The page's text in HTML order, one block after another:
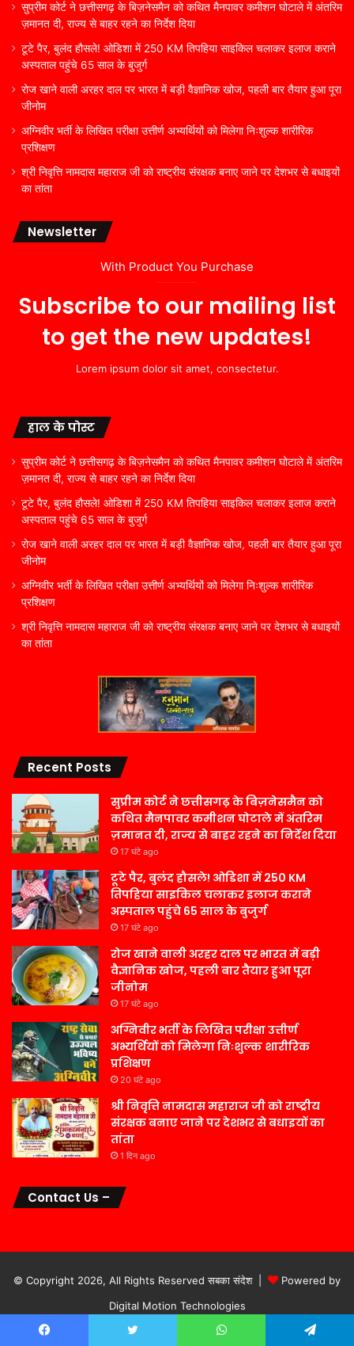
सुप्रीम कोर्ट ने छत्तीसगढ़ के बिज़नेसमैन को कथित मैनपावर कमीशन घोटाले में अंतरिम
ज़मानत दी, राज्य से बाहर रहने का निर्देश दिया
टूटे पैर, बुलंद हौसले! ओडिशा में 250 KM तिपहिया साइकिल चलाकर इलाज कराने
अस्पताल पहुंचे 65 साल के बुजुर्ग
रोज खाने वाली अरहर दाल पर भारत में बड़ी वैज्ञानिक खोज, पहली बार तैयार हुआ पूरा
जीनोम
अग्निवीर भर्ती के लिखित परीक्षा उत्तीर्ण अभ्यर्थियों को मिलेगा निःशुल्क शारीरिक
प्रशिक्षण
श्री निवृत्ति नामदास महाराज जी को राष्ट्रीय संरक्षक बनाए जाने पर देशभर से बधाइयों
का तांता
Newsletter
With Product You Purchase
Subscribe to our mailing list
to get the new updates!
Lorem ipsum dolor sit amet, consectetur.
हाल के पोस्ट
सुप्रीम कोर्ट ने छत्तीसगढ़ के बिज़नेसमैन को कथित मैनपावर कमीशन घोटाले में अंतरिम
ज़मानत दी, राज्य से बाहर रहने का निर्देश दिया
टूटे पैर, बुलंद हौसले! ओडिशा में 250 KM तिपहिया साइकिल चलाकर इलाज कराने
अस्पताल पहुंचे 65 साल के बुजुर्ग
रोज खाने वाली अरहर दाल पर भारत में बड़ी वैज्ञानिक खोज, पहली बार तैयार हुआ पूरा
जीनोम
अग्निवीर भर्ती के लिखित परीक्षा उत्तीर्ण अभ्यर्थियों को मिलेगा निःशुल्क शारीरिक
प्रशिक्षण
श्री निवृत्ति नामदास महाराज जी को राष्ट्रीय संरक्षक बनाए जाने पर देशभर से बधाइयों
का तांता
Recent Posts
सुप्रीम कोर्ट ने छत्तीसगढ़ के बिज़नेसमैन को
कथित मैनपावर कमीशन घोटाले में अंतरिम
ज़मानत दी, राज्य से बाहर रहने का निर्देश दिया
17 घंटे ago
टूटे पैर, बुलंद हौसले! ओडिशा में 250 KM
तिपहिया साइकिल चलाकर इलाज कराने
अस्पताल पहुंचे 65 साल के बुजुर्ग
17 घंटे ago
रोज खाने वाली अरहर दाल पर भारत में बड़ी
वैज्ञानिक खोज, पहली बार तैयार हुआ पूरा
जीनोम
17 घंटे ago
अग्निवीर भर्ती के लिखित परीक्षा उत्तीर्ण
अभ्यर्थियों को मिलेगा निःशुल्क शारीरिक
प्रशिक्षण
20 घंटे ago
श्री निवृत्ति नामदास महाराज जी को राष्ट्रीय
संरक्षक बनाए जाने पर देशभर से बधाइयों का
तांता
1 दिन ago
Contact Us –
© Copyright 2026, All Rights Reserved सबका संदेश |
Powered by
Digital Motion Technologies
गूगल पर खोजें
नियम एवं शर्ते